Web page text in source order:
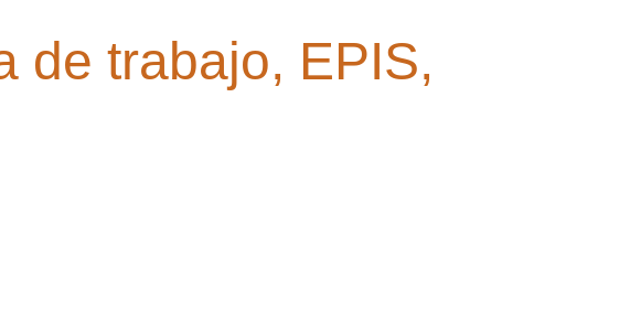
de trabajo, EPIS,